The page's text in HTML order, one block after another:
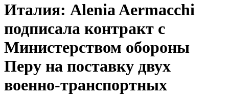
Италия: Alenia Aermacchi
подписала контракт с
Министерством обороны
Перу на поставку двух
военно-транспортных